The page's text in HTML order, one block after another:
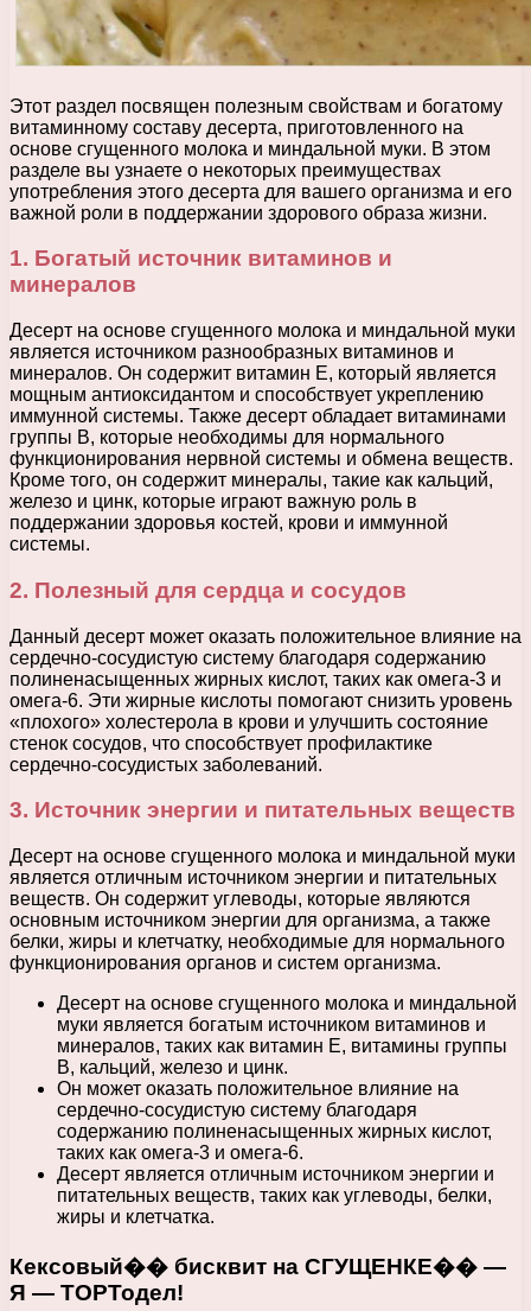
Этот раздел посвящен полезным свойствам и богатому
витаминному составу десерта, приготовленного на
основе сгущенного молока и миндальной муки. В этом
разделе вы узнаете о некоторых преимуществах
употребления этого десерта для вашего организма и его
важной роли в поддержании здорового образа жизни.
1. Богатый источник витаминов и
минералов
Десерт на основе сгущенного молока и миндальной муки
является источником разнообразных витаминов и
минералов. Он содержит витамин Е, который является
мощным антиоксидантом и способствует укреплению
иммунной системы. Также десерт обладает витаминами
группы В, которые необходимы для нормального
функционирования нервной системы и обмена веществ.
Кроме того, он содержит минералы, такие как кальций,
железо и цинк, которые играют важную роль в
поддержании здоровья костей, крови и иммунной
системы.
2. Полезный для сердца и сосудов
Данный десерт может оказать положительное влияние на
сердечно-сосудистую систему благодаря содержанию
полиненасыщенных жирных кислот, таких как омега-3 и
омега-6. Эти жирные кислоты помогают снизить уровень
«плохого» холестерола в крови и улучшить состояние
стенок сосудов, что способствует профилактике
сердечно-сосудистых заболеваний.
3. Источник энергии и питательных веществ
Десерт на основе сгущенного молока и миндальной муки
является отличным источником энергии и питательных
веществ. Он содержит углеводы, которые являются
основным источником энергии для организма, а также
белки, жиры и клетчатку, необходимые для нормального
функционирования органов и систем организма.
Десерт на основе сгущенного молока и миндальной
муки является богатым источником витаминов и
минералов, таких как витамин Е, витамины группы
В, кальций, железо и цинк.
Он может оказать положительное влияние на
сердечно-сосудистую систему благодаря
содержанию полиненасыщенных жирных кислот,
таких как омега-3 и омега-6.
Десерт является отличным источником энергии и
питательных веществ, таких как углеводы, белки,
жиры и клетчатка.
Кексовый�� бисквит на СГУЩЕНКЕ�� —
Я — ТОРТодел!